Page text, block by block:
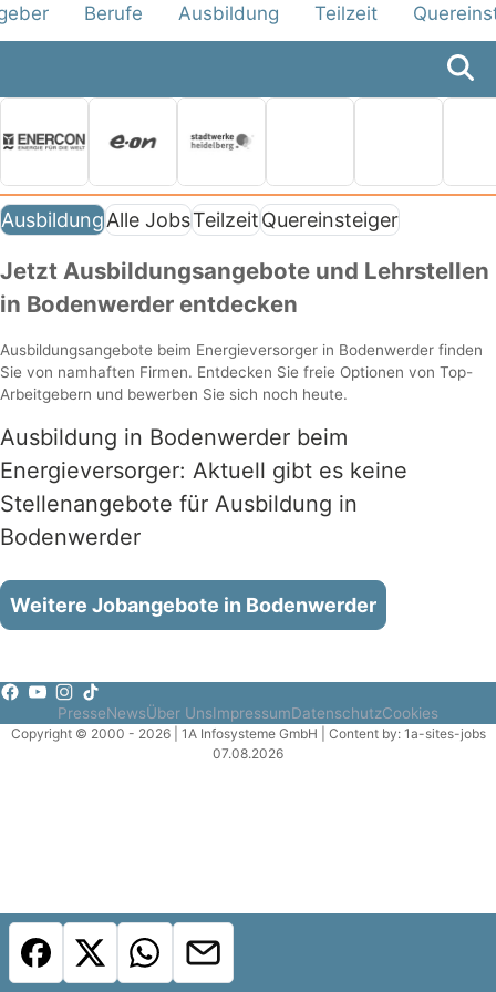
Berufe Ausbildung Teilzeit
AusbildungAlle JobsTeilzeitQuereinsteiger
Jetzt Ausbildungsangebote und Lehrstellen
in Bodenwerder entdecken
Ausbildungsangebote beim Energieversorger in Bodenwerder finden
Sie von namhaften Firmen. Entdecken Sie freie Optionen von Top-
Arbeitgebern und bewerben Sie sich noch heute.
Ausbildung in Bodenwerder beim
Energieversorger: Aktuell gibt es keine
Stellenangebote für Ausbildung in
Bodenwerder
Weitere Jobangebote in Bodenwerder
PresseNewsÜber UnsImpressumDatenschutzCookies
Copyright © 2000 - 2026 | 1A Infosysteme GmbH | Content by: 1a-sites-jobs
07.08.2026